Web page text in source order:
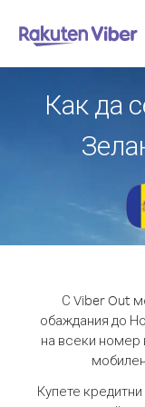
Как да
С Viber Out
обаждания до
на всеки номер
Купете